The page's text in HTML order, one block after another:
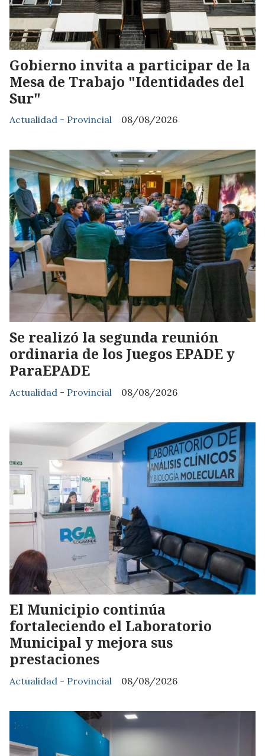
Gobierno invita a participar de la
Mesa de Trabajo "Identidades del
Sur"
Actualidad - Provincial 08/08/2026
Se realizó la segunda reunión
ordinaria de los Juegos EPADE y
ParaEPADE
Actualidad - Provincial 08/08/2026
El Municipio continúa
fortaleciendo el Laboratorio
Municipal y mejora sus
prestaciones
Actualidad - Provincial 08/08/2026